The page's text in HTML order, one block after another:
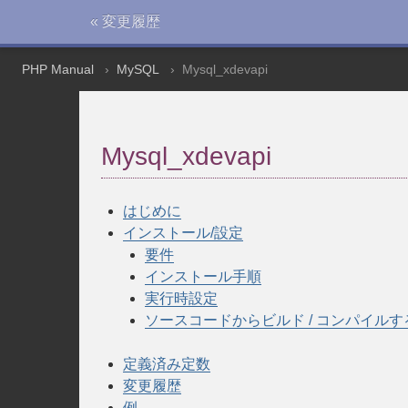
« 変更履歴
PHP Manual MySQL Mysql_xdevapi
Mysql_xdevapi
はじめに
インストール/設定
要件
インストール手順
実行時設定
ソースコードからビルド / コンパイルす
定義済み定数
変更履歴